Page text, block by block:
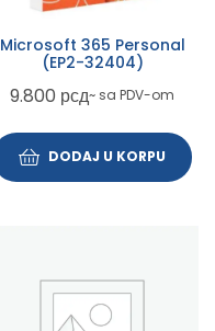
Microsoft 365 Personal
(EP2-32404)
9.800 рсд~ sa PDV-om
DODAJ U KORPU